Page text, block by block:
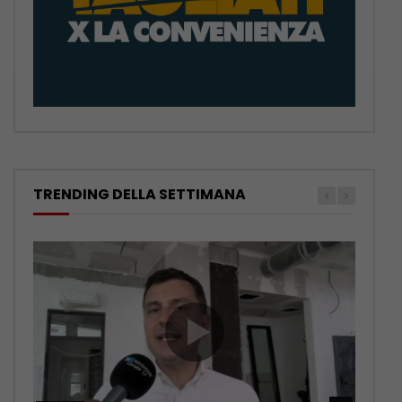
TRENDING DELLA SETTIMANA